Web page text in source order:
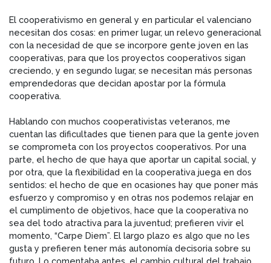
El cooperativismo en general y en particular el valenciano
necesitan dos cosas: en primer lugar, un relevo generacional
con la necesidad de que se incorpore gente joven en las
cooperativas, para que los proyectos cooperativos sigan
creciendo, y en segundo lugar, se necesitan más personas
emprendedoras que decidan apostar por la fórmula
cooperativa.
Hablando con muchos cooperativistas veteranos, me
cuentan las dificultades que tienen para que la gente joven
se comprometa con los proyectos cooperativos. Por una
parte, el hecho de que haya que aportar un capital social, y
por otra, que la flexibilidad en la cooperativa juega en dos
sentidos: el hecho de que en ocasiones hay que poner más
esfuerzo y compromiso y en otras nos podemos relajar en
el cumplimento de objetivos, hace que la cooperativa no
sea del todo atractiva para la juventud; prefieren vivir el
momento, “Carpe Diem”. El largo plazo es algo que no les
gusta y prefieren tener más autonomía decisoria sobre su
futuro. Lo comentaba antes, el cambio cultural del trabajo